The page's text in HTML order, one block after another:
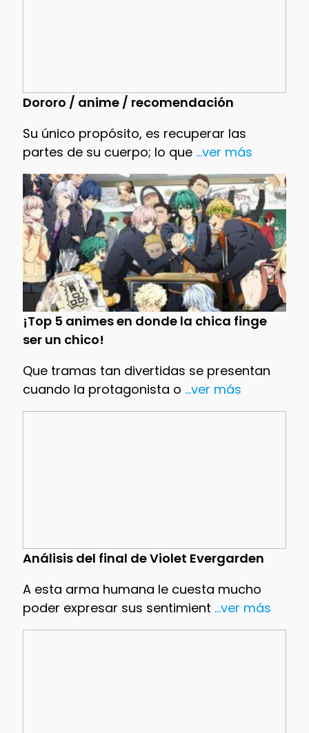
Dororo / anime / recomendación
Su único propósito, es recuperar las
partes de su cuerpo; lo que...ver más
¡Top 5 animes en donde la chica finge
ser un chico!
Que tramas tan divertidas se presentan
cuando la protagonista o ...ver más
Análisis del final de Violet Evergarden
A esta arma humana le cuesta mucho
poder expresar sus sentimient ...ver más